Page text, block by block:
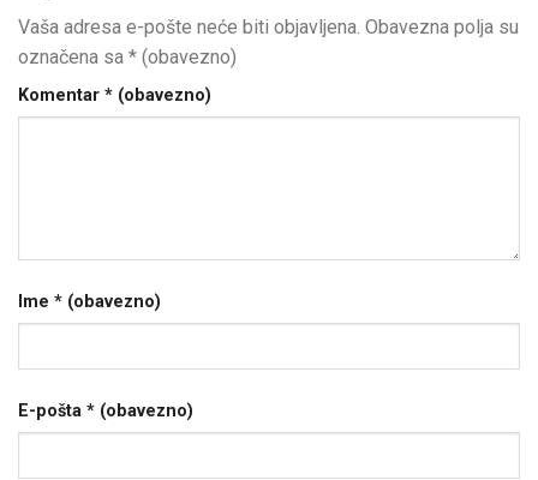
Vaša adresa e-pošte neće biti objavljena. Obavezna polja su
označena sa * (obavezno)
Komentar * (obavezno)
Ime * (obavezno)
E-pošta * (obavezno)